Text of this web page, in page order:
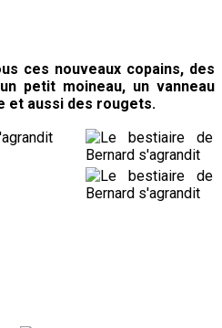
ces nouveaux copains, des
petit moineau, un vanneau
et aussi des rougets.